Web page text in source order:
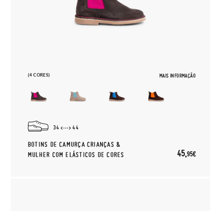
(4 CORES) MAIS INFORMAÇÃO
34 44
BOTINS DE CAMURÇA CRIANÇAS &
MULHER COM ELÁSTICOS DE CORES
45,95€